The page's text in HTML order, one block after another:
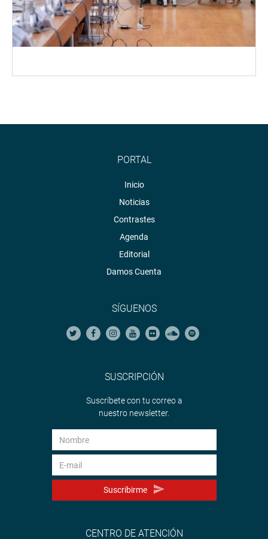
PORTAL
Inicio
Noticias
Contrastes
Agenda
Editorial
Damos Cuenta
SÍGUENOS
SUSCRIPCIÓN
Suscríbete con tu correo a
nuestro newsletter.
Suscribirme
CENTRO DE ATENCIÓN